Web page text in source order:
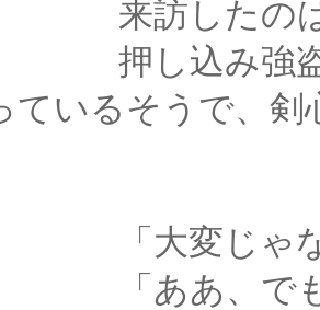
たのは警察
強盗が出て
ているそうで、
ゃない･･･
、でも